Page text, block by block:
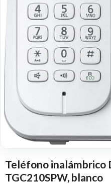
Teléfono inalámbrico
TGC210SPW, blanco